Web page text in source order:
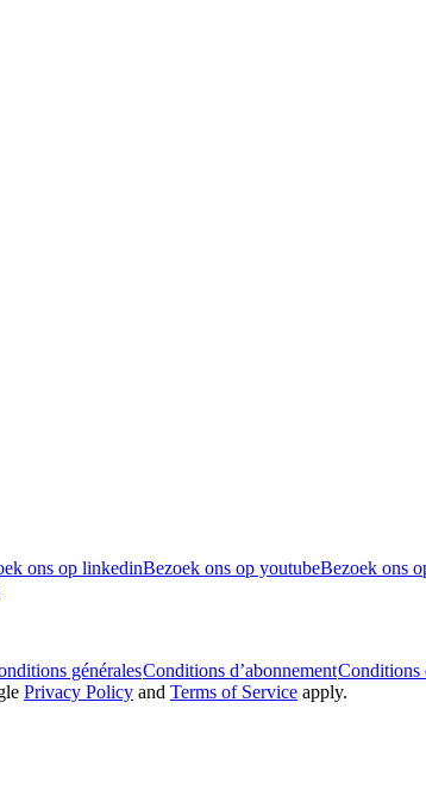
ons op linkedinBezoek ons op youtubeBezoek ons
généralesConditions d’abonnementConditions
Privacy Policy and Terms of Service apply.